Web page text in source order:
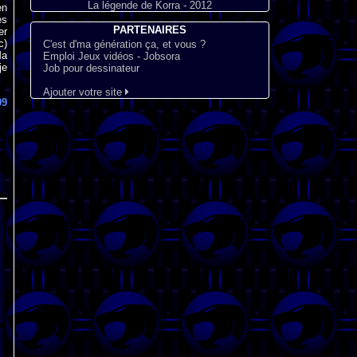
La légende de Korra - 2012
PARTENAIRES
C'est d'ma génération ça, et vous ?
Emploi Jeux vidéos - Jobsora
Job pour dessinateur
Ajouter votre site